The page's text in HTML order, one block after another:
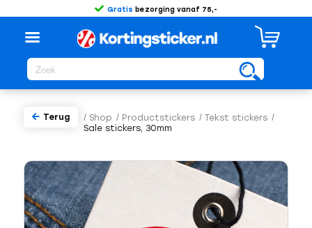
Gratis bezorging vanaf 75,-
/ Shop / Productstickers / Tekst stickers /
Sale stickers, 30mm
Terug